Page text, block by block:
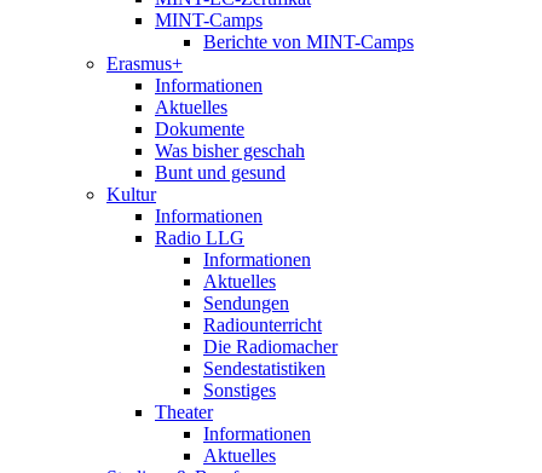
MINT-Camps
Berichte von MINT-Camps
Erasmus+
Informationen
Aktuelles
Dokumente
Was bisher geschah
Bunt und gesund
Kultur
Informationen
Radio LLG
Informationen
Aktuelles
Sendungen
Radiounterricht
Die Radiomacher
Sendestatistiken
Sonstiges
Theater
Informationen
Aktuelles